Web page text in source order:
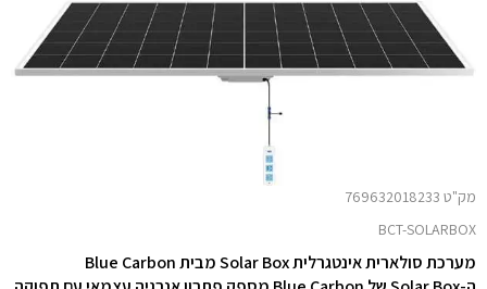
מק"ט 769632018233
BCT-SOLARBOX
מערכת סולארית אינטגרלית Solar Box
מבית Blue Carbon